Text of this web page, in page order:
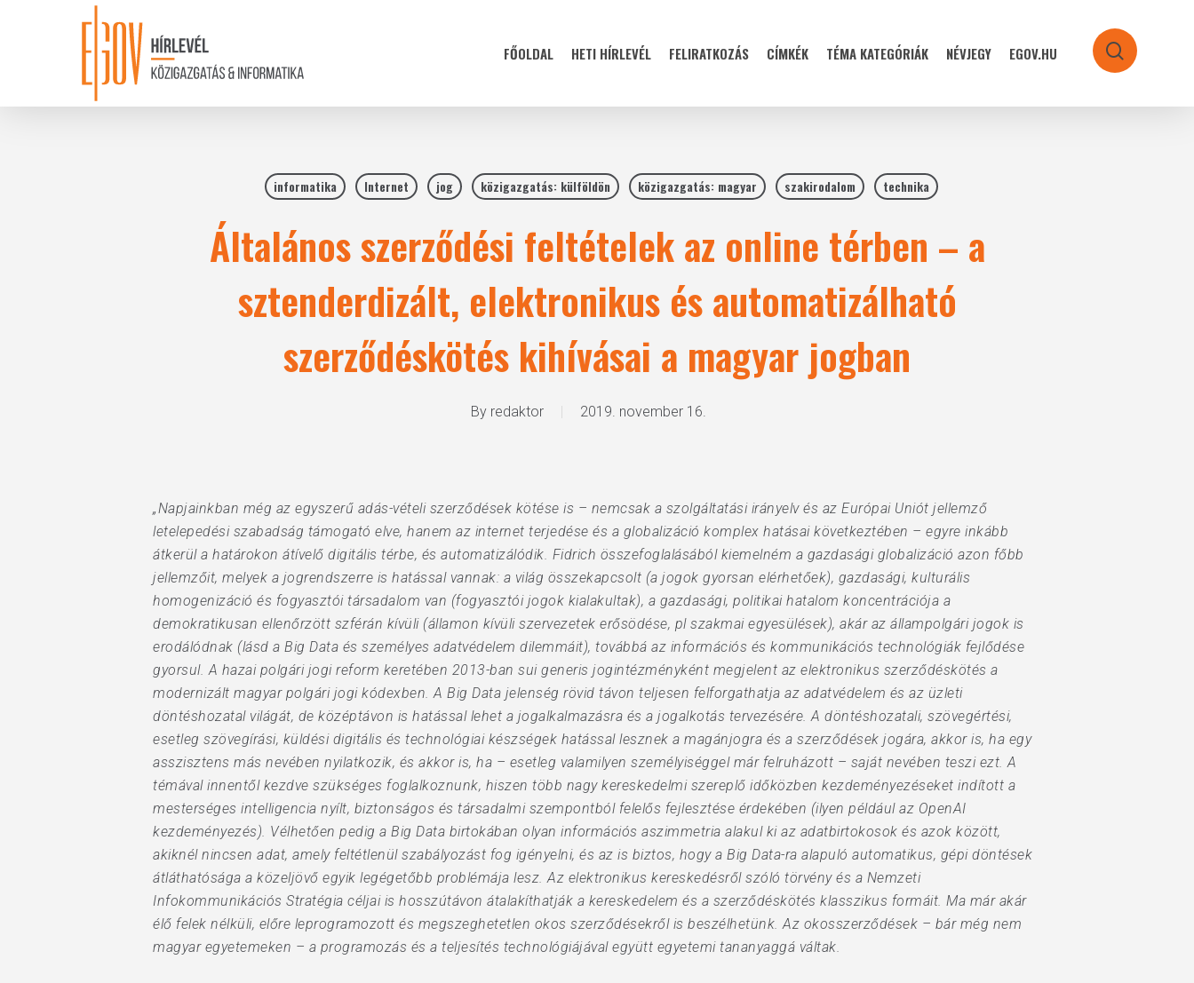
FŐOLDAL HETI HÍRLEVÉL FELIRATKOZÁS CÍMKÉK TÉMA KATEGÓRIÁK NÉVJEGY EGOV.HU search
informatika Internet jog közigazgatás: külföldön közigazgatás: magyar szakirodalom technika
Általános szerződési feltételek az online térben – a
sztenderdizált, elektronikus és automatizálható
szerződéskötés kihívásai a magyar jogban
By redaktor 2019. november 16.
„Napjainkban még az egyszerű adás-vételi szerződések kötése is – nemcsak a szolgáltatási irányelv és az Európai Uniót jellemző
letelepedési szabadság támogató elve, hanem az internet terjedése és a globalizáció komplex hatásai következtében – egyre inkább
átkerül a határokon átívelő digitális térbe, és automatizálódik. Fidrich összefoglalásából kiemelném a gazdasági globalizáció azon főbb
jellemzőit, melyek a jogrendszerre is hatással vannak: a világ összekapcsolt (a jogok gyorsan elérhetőek), gazdasági, kulturális
homogenizáció és fogyasztói társadalom van (fogyasztói jogok kialakultak), a gazdasági, politikai hatalom koncentrációja a
demokratikusan ellenőrzött szférán kívüli (államon kívüli szervezetek erősödése, pl szakmai egyesülések), akár az állampolgári jogok is
erodálódnak (lásd a Big Data és személyes adatvédelem dilemmáit), továbbá az információs és kommunikációs technológiák fejlődése
gyorsul. A hazai polgári jogi reform keretében 2013-ban sui generis jogintézményként megjelent az elektronikus szerződéskötés a
modernizált magyar polgári jogi kódexben. A Big Data jelenség rövid távon teljesen felforgathatja az adatvédelem és az üzleti
döntéshozatal világát, de középtávon is hatással lehet a jogalkalmazásra és a jogalkotás tervezésére. A döntéshozatali, szövegértési,
esetleg szövegírási, küldési digitális és technológiai készségek hatással lesznek a magánjogra és a szerződések jogára, akkor is, ha egy
asszisztens más nevében nyilatkozik, és akkor is, ha – esetleg valamilyen személyiséggel már felruházott – saját nevében teszi ezt. A
témával innentől kezdve szükséges foglalkoznunk, hiszen több nagy kereskedelmi szereplő időközben kezdeményezéseket indított a
mesterséges intelligencia nyílt, biztonságos és társadalmi szempontból felelős fejlesztése érdekében (ilyen például az OpenAI
kezdeményezés). Vélhetően pedig a Big Data birtokában olyan információs aszimmetria alakul ki az adatbirtokosok és azok között,
akiknél nincsen adat, amely feltétlenül szabályozást fog igényelni, és az is biztos, hogy a Big Data-ra alapuló automatikus, gépi döntések
átláthatósága a közeljövő egyik legégetőbb problémája lesz. Az elektronikus kereskedésről szóló törvény és a Nemzeti
Infokommunikációs Stratégia céljai is hosszútávon átalakíthatják a kereskedelem és a szerződéskötés klasszikus formáit. Ma már akár
élő felek nélküli, előre leprogramozott és megszeghetetlen okos szerződésekről is beszélhetünk. Az okosszerződések – bár még nem
magyar egyetemeken – a programozás és a teljesítés technológiájával együtt egyetemi tananyaggá váltak.